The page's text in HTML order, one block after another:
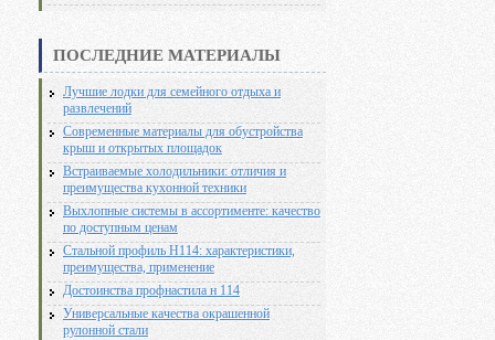
ПОСЛЕДНИЕ МАТЕРИАЛЫ
Лучшие лодки для семейного отдыха и
развлечений
Современные материалы для обустройства
крыш и открытых площадок
Встраиваемые холодильники: отличия и
преимущества кухонной техники
Выхлопные системы в ассортименте: качество
по доступным ценам
Стальной профиль Н114: характеристики,
преимущества, применение
Достоинства профнастила н 114
Универсальные качества окрашенной
рулонной стали